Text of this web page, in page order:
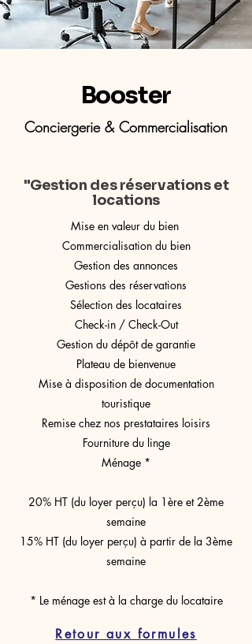
Booster
Conciergerie & Commercialisation
"Gestion des réservations et
locations
Mise en valeur du bien
Commercialisation du bien
Gestion des annonces
Gestions des réservations
Sélection des locataires
Check-in / Check-Out
Gestion du dépôt de garantie
Plateau de bienvenue
Mise à disposition de documentation
touristique
Remise chez nos prestataires loisirs
Fourniture du linge
Ménage *
20% HT (du loyer perçu) la 1ère et 2ème
semaine
15% HT (du loyer perçu) à partir de la 3ème
semaine
* Le ménage est à la charge du locataire
Retour aux formules